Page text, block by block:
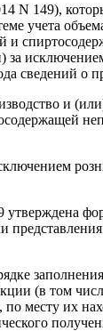
N 149),
учета
и
сведений
и
(в том
месту их